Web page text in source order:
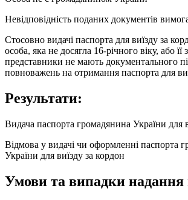
Невідповідність поданих документів
Стосовно видачі паспорта для виїзду за
особа, яка не досягла 16-річного віку, або її
представники не мають документального
повноважень на отримання паспорта для
Результати:
Видача паспорта громадянина України для
Відмова у видачі чи оформленні паспорта
України для виїзду за кордон
Умови та випадки надання